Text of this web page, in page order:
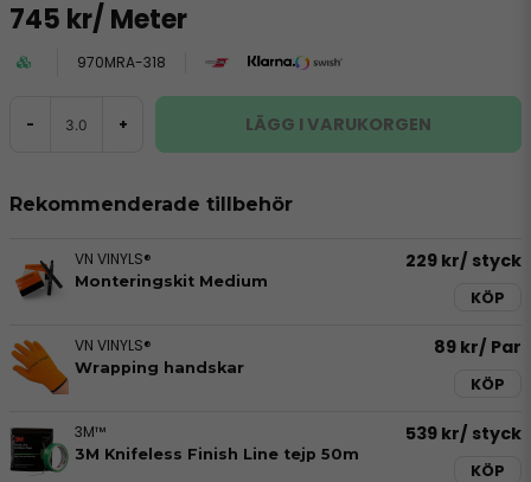
745 kr/ Meter
970MRA-318
- + LÄGG I VARUKORGEN
Rekommenderade tillbehör
VN VINYLS®
Monteringskit Medium
229 kr/ styck
KÖP
VN VINYLS®
Wrapping handskar
89 kr/ Par
KÖP
3M™
3M Knifeless Finish Line tejp 50m
539 kr/ styck
KÖP